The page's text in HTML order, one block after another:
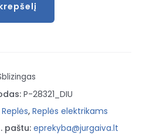
P-28321_DIU
Replės, Replės elektrikams
paštu: eprekyba@jurgaiva.lt